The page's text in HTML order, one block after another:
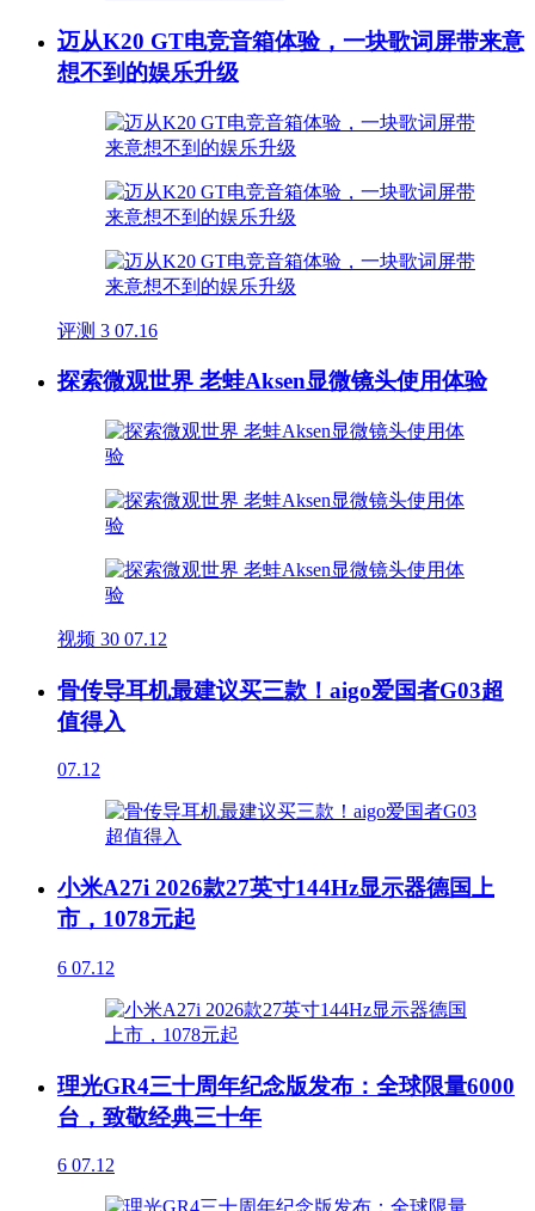
迈从K20 GT电竞音箱体验，一块歌词屏带来意
想不到的娱乐升级
评测 3 07.16
探索微观世界 老蛙Aksen显微镜头使用体验
视频 30 07.12
骨传导耳机最建议买三款！aigo爱国者G03超
值得入
07.12
小米A27i 2026款27英寸144Hz显示器德国上
市，1078元起
6 07.12
理光GR4三十周年纪念版发布：全球限量6000
台，致敬经典三十年
6 07.12